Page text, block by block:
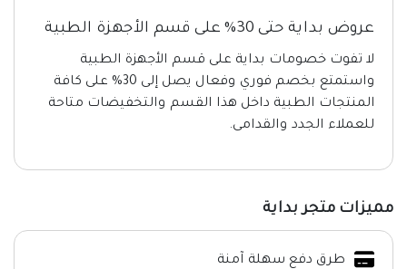
عروض بداية حتى 30% على قسم الأجهزة الطبية
لا تفوت خصومات بداية على قسم الأجهزة الطبية
واستمتع بخصم فوري وفعال يصل إلى 30% على كافة
المنتجات الطبية داخل هذا القسم والتخفيضات متاحة
للعملاء الجدد والقدامى.
مميزات متجر بداية
طرق دفع سهلة آمنة